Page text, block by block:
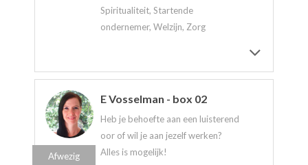
Spiritualiteit, Startende
ondernemer, Welzijn, Zorg
E Vosselman - box 02
Heb je behoefte aan een luisterend
oor of wil je aan jezelf werken?
Alles is mogelijk!
Afwezig